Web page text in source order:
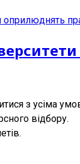
з усіма
відбору.